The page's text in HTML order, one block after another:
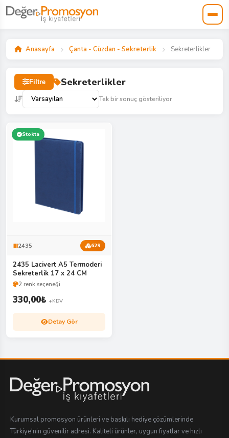
Anasayfa Çanta - Cüzdan - Sekreterlik Sekreterlikler
Filtre Sekreterlikler
Tek bir sonuç gösteriliyor
Stokta
2435 629
2435 Lacivert A5 Termoderi
Sekreterlik 17 x 24 CM
2 renk seçeneği
330,00₺ +KDV
Detay Gör
Kurumsal promosyon ürünleri ve baskılı hediye çözümlerinde
Türkiye'nin güvenilir adresi. Kaliteli ürünler, uygun fiyatlar ve hızlı